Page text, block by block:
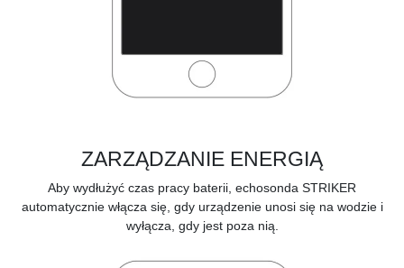
ZARZĄDZANIE ENERGIĄ
Aby wydłużyć czas pracy baterii, echosonda STRIKER
automatycznie włącza się, gdy urządzenie unosi się na wodzie i
wyłącza, gdy jest poza nią.